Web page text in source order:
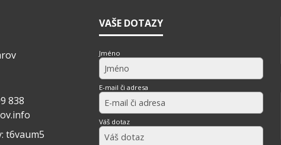
838
t6vaum5
VAŠE DOTAZY
Jméno
E-mail či adresa
Váš dotaz